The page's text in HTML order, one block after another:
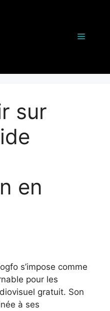
Menu
sur
en
s’impose comme
pour les
gratuit. Son
à ses